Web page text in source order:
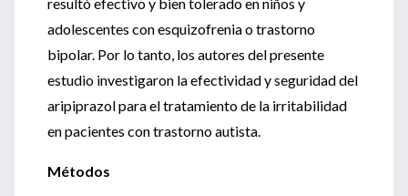
adolescentes con esquizofrenia o trastorno
bipolar. Por lo tanto, los autores del presente
estudio investigaron la efectividad y seguridad del
aripiprazol para el tratamiento de la irritabilidad
en pacientes con trastorno autista.
Métodos